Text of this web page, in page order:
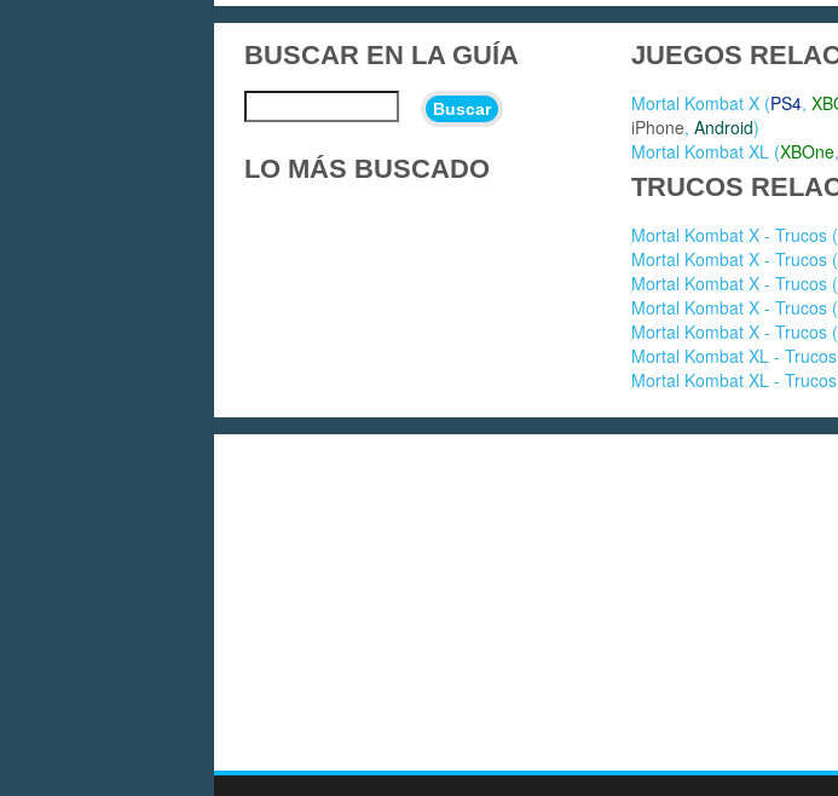
BUSCAR EN LA GUÍA
Buscar
LO MÁS BUSCADO
JUEGOS
Mortal Kombat X (PS4,
iPhone, Android)
Mortal Kombat XL (XBOne,
TRUCOS
Mortal Kombat X - Trucos (
Mortal Kombat X - Trucos (
Mortal Kombat X - Trucos (
Mortal Kombat X - Trucos (
Mortal Kombat X - Trucos (
Mortal Kombat XL -
Mortal Kombat XL -